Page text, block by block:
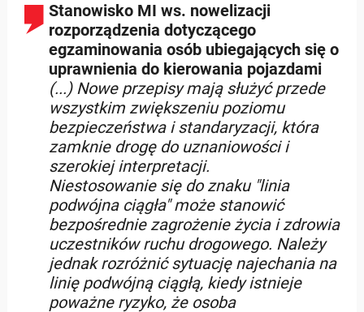
Stanowisko MI ws. nowelizacji
rozporządzenia dotyczącego
egzaminowania osób ubiegających się o
uprawnienia do kierowania pojazdami
(...) Nowe przepisy mają służyć przede
wszystkim zwiększeniu poziomu
bezpieczeństwa i standaryzacji, która
zamknie drogę do uznaniowości i
szerokiej interpretacji.
Niestosowanie się do znaku "linia
podwójna ciągła" może stanowić
bezpośrednie zagrożenie życia i zdrowia
uczestników ruchu drogowego. Należy
jednak rozróżnić sytuację najechania na
linię podwójną ciągłą, kiedy istnieje
poważne ryzyko, że osoba